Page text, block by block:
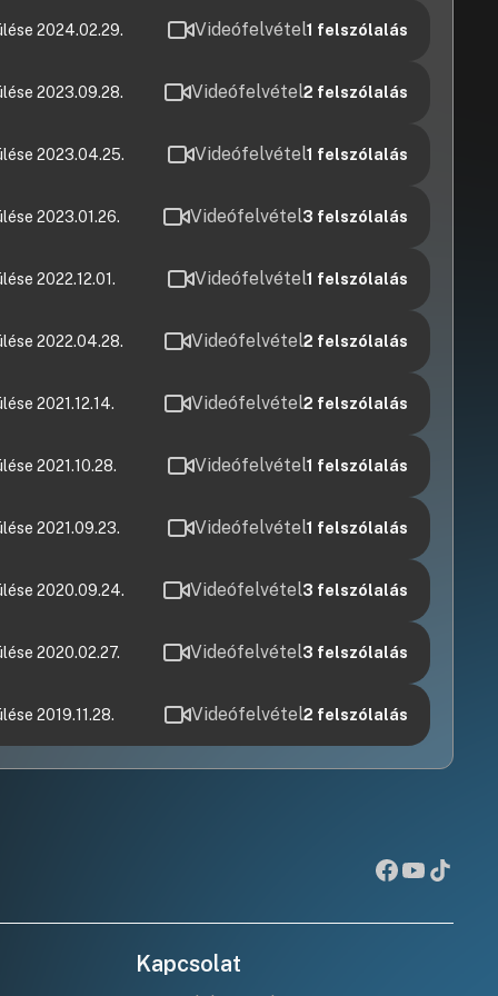
2024.02.29. Videófelvétel1 felszólalás
2023.09.28. Videófelvétel2 felszólalás
2023.04.25. Videófelvétel1 felszólalás
2023.01.26. Videófelvétel3 felszólalás
2022.12.01. Videófelvétel1 felszólalás
2022.04.28. Videófelvétel2 felszólalás
2021.12.14. Videófelvétel2 felszólalás
2021.10.28. Videófelvétel1 felszólalás
2021.09.23. Videófelvétel1 felszólalás
2020.09.24. Videófelvétel3 felszólalás
2020.02.27. Videófelvétel3 felszólalás
2019.11.28. Videófelvétel2 felszólalás
Kapcsolat